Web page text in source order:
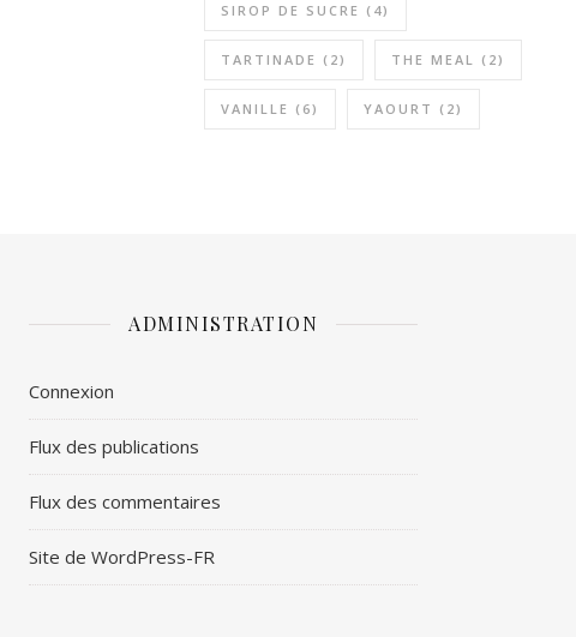
SIROP DE SUCRE (4)
TARTINADE (2) THE MEAL (2)
VANILLE (6) YAOURT (2)
ADMINISTRATION
Connexion
Flux des publications
Flux des commentaires
Site de WordPress-FR